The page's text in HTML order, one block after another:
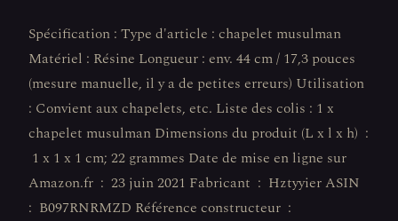
Spécification : Type d'article : chapelet musulman
Matériel : Résine Longueur : env. 44 cm / 17,3 pouces
(mesure manuelle, il y a de petites erreurs) Utilisation
: Convient aux chapelets, etc. Liste des colis : 1 x
chapelet musulman Dimensions du produit (L x l x h) ‏ :
‎ 1 x 1 x 1 cm; 22 grammes Date de mise en ligne sur
Amazon.fr ‏ : ‎ 23 juin 2021 Fabricant ‏ : ‎ Hztyyier ASIN ‏
: ‎ B097RNRMZD Référence constructeur ‏ : ‎